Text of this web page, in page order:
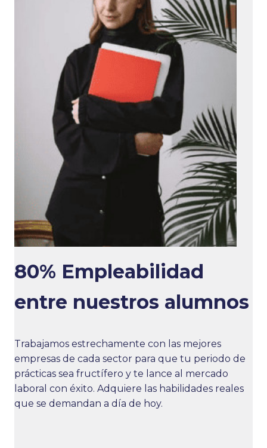
80% Empleabilidad
entre nuestros alumnos
Trabajamos estrechamente con las mejores
empresas de cada sector para que tu periodo de
prácticas sea fructífero y te lance al mercado
laboral con éxito. Adquiere las habilidades reales
que se demandan a día de hoy.